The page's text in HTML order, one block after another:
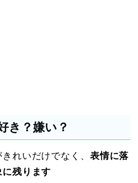
き？嫌い？
れいだけでなく、 表情に落
残ります